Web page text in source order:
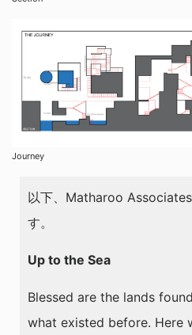
Journey
以下、Matharoo
す。
Up to the Sea
Blessed are the lands
what existed before. Here